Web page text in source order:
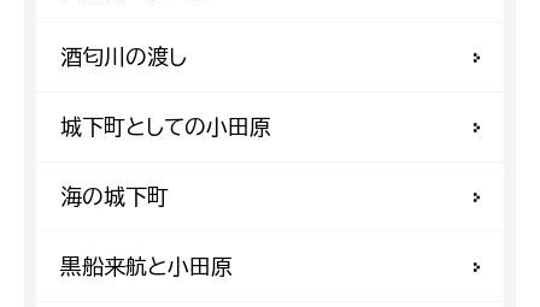
酒匂川の渡し
城下町としての小田原
海の城下町
黒船来航と小田原